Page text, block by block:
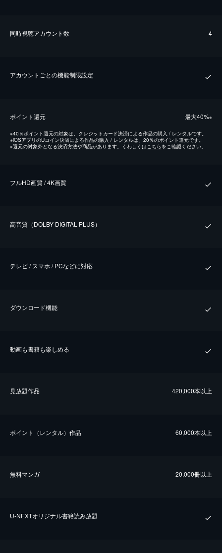
同時視聴アカウント数 4
アカウントごとの機能制限設定
ポイント還元 最⼤40%※
※40％ポイント還元の対象は、クレジットカード決済による作品の購入 / レンタルです。
※iOSアプリのUコイン決済による作品の購入 / レンタルは、20％のポイント還元です。
※還元の対象外となる決済方法や商品があります。くわしくは こちらをご確認ください。
フルHD画質 / 4K画質
⾼⾳質（DOLBY DIGITAL PLUS）
テレビ / スマホ / PCなどに対応
ダウンロード機能
動画も書籍も楽しめる
⾒放題作品 420,000本以上
ポイント（レンタル）作品 60,000本以上
無料マンガ 20,000冊以上
U-NEXTオリジナル書籍読み放題